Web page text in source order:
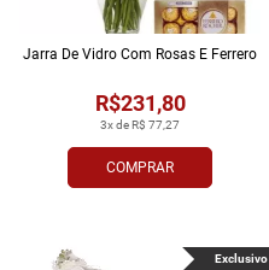
COMPRAR
3x de R$ 77,27
R$231,80
Jarra De Vidro Com Rosas E Ferrero
Exclusivo